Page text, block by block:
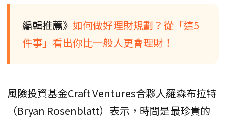
編輯推薦》 如何做好理財規劃？從「這5
件事」看出你比一般人更會理財！
風險投資基金Craft Ventures合夥人羅森布拉特
（Bryan Rosenblatt）表示，時間是最珍貴的